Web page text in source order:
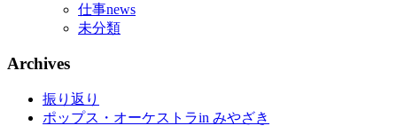
仕事news
未分類
Archives
振り返り
ポップス・オーケストラin みやざき